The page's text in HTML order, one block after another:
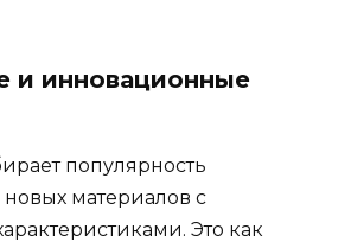
и инновационные
популярность
материалов с
Это как